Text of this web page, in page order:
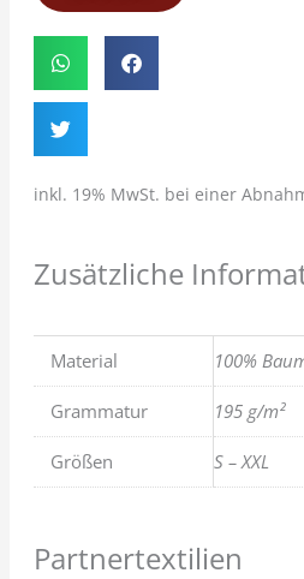
inkl. 19% MwSt. bei einer
Zusätzliche
Material 100%
Grammatur 195 g/m²
Größen S – XXL
Partnertextilien